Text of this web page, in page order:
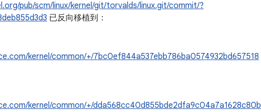
pub/scm/linux/kernel/git/torvalds/linux.git/commit/?
已反向移植到：
kernel/common/+/7bc0ef844a537ebb786ba0574932bd657518
kernel/common/+/dda568cc40d855bde2dfa9c04a7a1628c80b